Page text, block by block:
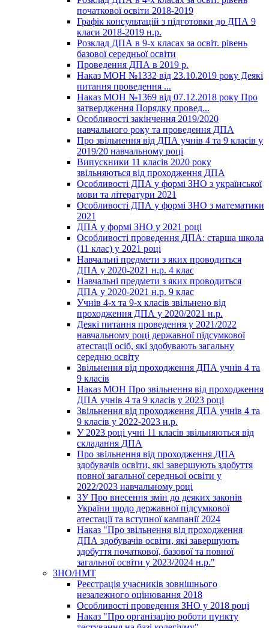
початкової освіти 2018-2019
Графік консультацій з підготовки до ДПА 9
класи 2018-2019 н.р.
Розклад ДПА в 9-х класах за освіт. рівень
базової середньої освіти
Проведення ДПА в 2019 р.
Наказ МОН №1332 від 23.10.2019 року Деякі
питання проведення ...
Наказ МОН №1369 від 07.12.2018 року Про
затвердження Порядку провед...
Особливості закінчення 2019/2020
навчального року та проведення ДПА
Про звільнення від ДПА учнів 4 та 9 класів у
2019/20 навчальному році
Випускники 11 класів 2020 року
звільняються від проходження ДПА
Особливості ДПА у формі ЗНО з української
мови та літератури 2021
Особливості ДПА у формі ЗНО з математики
2021
ДПА у формі ЗНО у 2021 році
Особливості проведення ДПА: старша школа
(11 клас) у 2021 році
Навчальні предмети з яких проводиться
ДПА у 2020-2021 н.р. 4 клас
Навчальні предмети з яких проводиться
ДПА у 2020-2021 н.р. 9 клас
Учнів 4-х та 9-х класів звільнено від
проходження ДПА у 2020/2021 н.р.
Деякі питання проведення у 2021/2022
навчальному році державної підсумкової
атестації осіб, які здобувають загальну
середню освіту
Звільнення від проходження ДПА учнів 4 та
9 класів
Наказ МОН Про звільнення від проходження
ДПА учнів 4 та 9 класів у 2023 році
Звільнення від проходження ДПА учнів 4 та
9 класів у 2022-2023 н.р.
У 2023 році учні 11 класів звільняються від
складання ДПА
Про звільнення від проходження ДПА
здобувачів освіти, які завершують здобуття
повної загальної середньої освіти у
2022/2023 навчальному році
ЗУ Про внесення змін до деяких законів
України щодо державної підсумкової
атестації та вступної кампанії 2024
Наказ "Про звільнення від проходження
ДПА здобувачів освіти, які завершують
здобуття початкової, базової та повної
загальної освіти у 2023/2024 н.р."
ЗНО/НМТ
Реєстрація учасників зовнішнього
незалежного оцінювання 2018
Особливості проведення ЗНО у 2018 році
Наказ "Про організацію роботи пункту